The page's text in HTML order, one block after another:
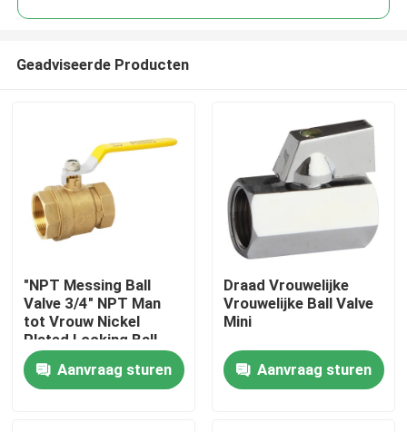
Thuis
Producten
Geadviseerde Producten
"NPT Messing Ball
Valve 3/4" NPT Man
tot Vrouw Nickel
Plated Locking Ball
Valve
Aanvraag sturen
Draad Vrouwelijke
Vrouwelijke Ball Valve
Mini
Aanvraag sturen